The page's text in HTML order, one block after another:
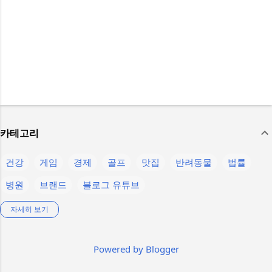
카테고리
건강 게임 경제 골프 맛집 반려동물
법률
병원
브랜드
블로그 유튜브
생활정보
스마트폰
콘텐츠 햄버거 K-pop
자세히 보기
Powered by Blogger